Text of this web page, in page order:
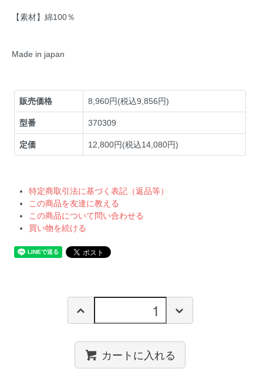
【素材】綿100％
Made in japan
販売価格 8,960円(税込9,856円)
型番 370309
定価 12,800円(税込14,080円)
特定商取引法に基づく表記（返品等）
この商品を友達に教える
この商品について問い合わせる
買い物を続ける
カートに入れる